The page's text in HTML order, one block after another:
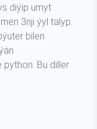
diýip umyt
3nji ýyl talyp.
bilen
Bu diller